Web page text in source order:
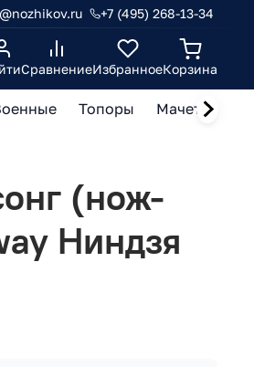
+7 (495) 268-13-34
СравнениеИзбранноеКорзина
Топоры Мачете,
(нож-
Ниндзя